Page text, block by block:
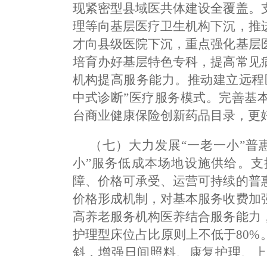
现紧密型县域医共体建设全覆盖
理等向基层医疗卫生机构下沉，
才向县级医院下沉，重点强化基
培育办好基层特色专科，提高常
机构提高服务能力。推动建立远
中式诊断”医疗服务模式。完善基
台商业健康保险创新药品目录，
（七）大力发展“一老一小”
小”服务低成本场地设施供给。
障、价格可承受、运营可持续的
价格形成机制，对基本服务收费
高养老服务机构医养结合服务能
护理型床位占比原则上不低于
斜，增强日间照料、康复护理、